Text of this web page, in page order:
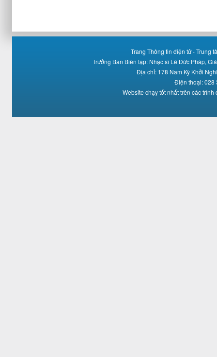
Trang Thông tin điện tử - Trung
Trưởng Ban Biên tập: Nhạc sĩ Lê Đức Pháp,
Địa chỉ: 178 Nam Kỳ Khởi
Điện thoại: 028
Website chạy tốt nhất trên các